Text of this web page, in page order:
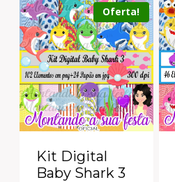
Oferta!
Kit Digital
Baby Shark 3